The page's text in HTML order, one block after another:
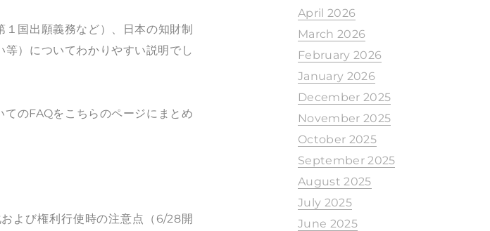
国出願義務など）、日本の知財制
）についてわかりやすい説明でし
のFAQをこちらのページにまとめ
よび権利行使時の注意点（6/28開
April 2026
March 2026
February 2026
January 2026
December 2025
November 2025
October 2025
September 2025
August 2025
July 2025
June 2025